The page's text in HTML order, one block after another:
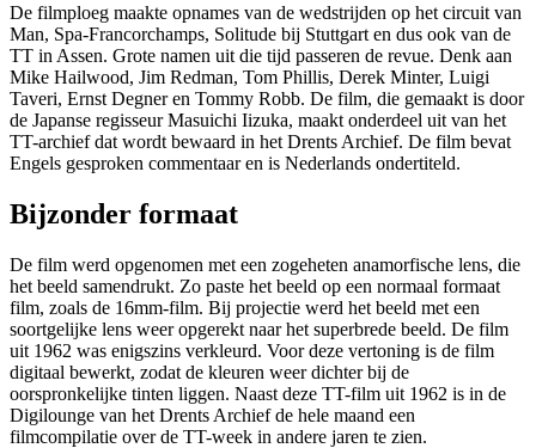
De filmploeg maakte opnames van de wedstrijden op het circuit van
Man, Spa-Francorchamps, Solitude bij Stuttgart en dus ook van de
TT in Assen. Grote namen uit die tijd passeren de revue. Denk aan
Mike Hailwood, Jim Redman, Tom Phillis, Derek Minter, Luigi
Taveri, Ernst Degner en Tommy Robb. De film, die gemaakt is door
de Japanse regisseur Masuichi Iizuka, maakt onderdeel uit van het
TT-archief dat wordt bewaard in het Drents Archief. De film bevat
Engels gesproken commentaar en is Nederlands ondertiteld.
Bijzonder formaat
De film werd opgenomen met een zogeheten anamorfische lens, die
het beeld samendrukt. Zo paste het beeld op een normaal formaat
film, zoals de 16mm-film. Bij projectie werd het beeld met een
soortgelijke lens weer opgerekt naar het superbrede beeld. De film
uit 1962 was enigszins verkleurd. Voor deze vertoning is de film
digitaal bewerkt, zodat de kleuren weer dichter bij de
oorspronkelijke tinten liggen. Naast deze TT-film uit 1962 is in de
Digilounge van het Drents Archief de hele maand een
filmcompilatie over de TT-week in andere jaren te zien.